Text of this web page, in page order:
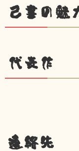
己書の魅
代表作
連絡先